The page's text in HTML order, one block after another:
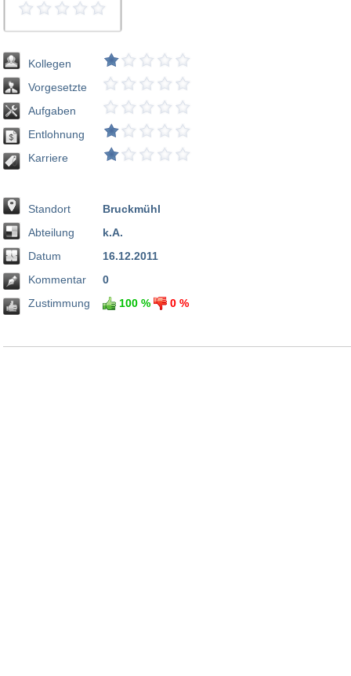
Kollegen
Vorgesetzte
Aufgaben
Entlohnung
Karriere
Standort
Abteilung
Datum
Kommentar
Zustimmung
Bruckmühl
k.A.
16.12.2011
0
100 %
0 %